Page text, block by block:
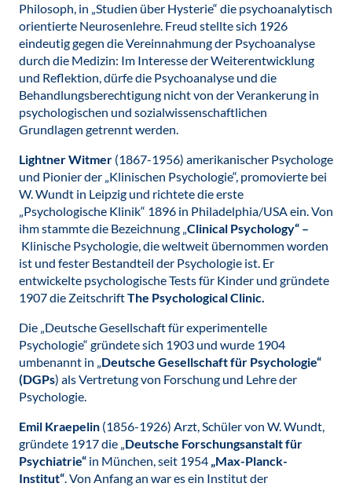
Philosoph, in „Studien über Hysterie“ die psychoanalytisch
orientierte Neurosenlehre. Freud stellte sich 1926
eindeutig gegen die Vereinnahmung der Psychoanalyse
durch die Medizin: Im Interesse der Weiterentwicklung
und Reflektion, dürfe die Psychoanalyse und die
Behandlungsberechtigung nicht von der Verankerung in
psychologischen und sozialwissenschaftlichen
Grundlagen getrennt werden.
Lightner Witmer (1867-1956) amerikanischer Psychologe
und Pionier der „Klinischen Psychologie“, promovierte bei
W. Wundt in Leipzig und richtete die erste
„Psychologische Klinik“ 1896 in Philadelphia/USA ein. Von
ihm stammte die Bezeichnung „Clinical Psychology“ –
Klinische Psychologie, die weltweit übernommen worden
ist und fester Bestandteil der Psychologie ist. Er
entwickelte psychologische Tests für Kinder und gründete
1907 die ZeitschriftThe Psychological Clinic.
Die „Deutsche Gesellschaft für experimentelle
Psychologie“ gründete sich 1903 und wurde 1904
umbenannt in „Deutsche Gesellschaft für Psychologie“
(DGPs) als Vertretung von Forschung und Lehre der
Psychologie.
Emil Kraepelin (1856-1926) Arzt, Schüler von W. Wundt,
gründete 1917 die „Deutsche Forschungsanstalt für
Psychiatrie“ in München, seit 1954 „Max-Planck-
Institut“. Von Anfang an war es ein Institut der